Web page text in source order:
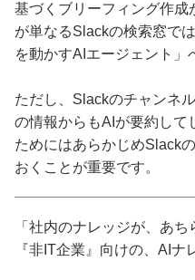
基づくブリーフィング作
が単なるSlackの検索窓で
を動かすAIエージェント」
ただし、Slackのチャンネ
の情報からもAIが要約して
ためにはあらかじめSlack
おくことが重要です。
「社内のナレッジが、あ
『非IT企業』向けの、AIナ